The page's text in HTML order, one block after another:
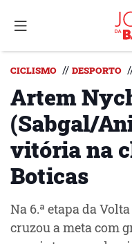
CICLISMO // DESPORTO
Artem
(Sabgal/
vitória na
Boticas
Na 6.ª etapa da
cruzou a meta com